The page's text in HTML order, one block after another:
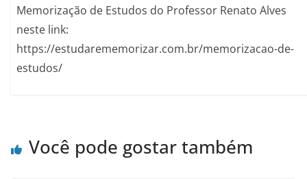
Memorização de Estudos do Professor Renato Alves
neste link:
https://estudarememorizar.com.br/memorizacao-de-
estudos/
Você pode gostar também